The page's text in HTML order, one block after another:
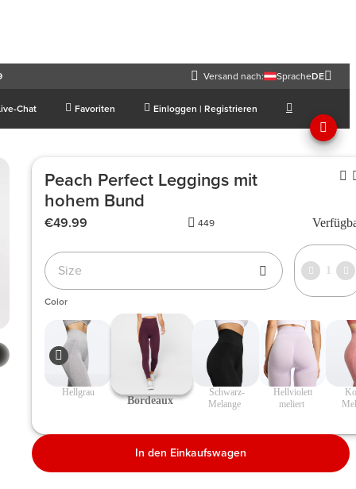
Versand nach: SpracheDE
Chat Favoriten Einloggen | Registrieren
Peach Perfect Leggings mit
hohem Bund
€49.99 449
Size
Color
Hellgrau
Bordeaux
Melange
meliert
In den Einkaufswagen